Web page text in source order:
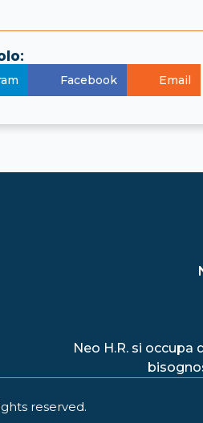
Facebook Email
Neo H.R. si
reserved.